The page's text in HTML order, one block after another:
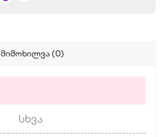
Მიმოხილვა (0)
სხვა